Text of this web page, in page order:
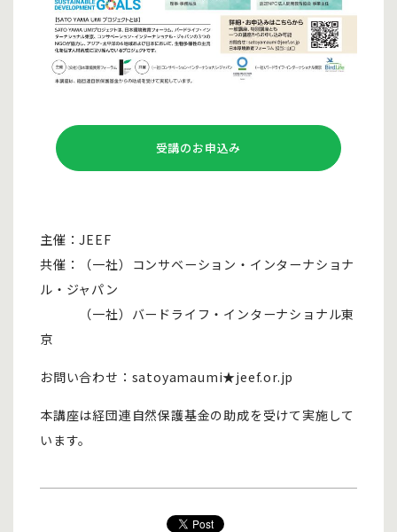
受講のお申込み
主催：JEEF
共催：（一社）コンサベーション・インターナショナ
ル・ジャパン
（一社）バードライフ・インターナショナル東
京
お問い合わせ：satoyamaumi★jeef.or.jp
本講座は経団連自然保護基金の助成を受けて実施して
います。